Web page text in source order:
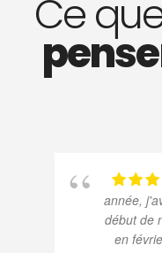
Ce
année,
début de
en